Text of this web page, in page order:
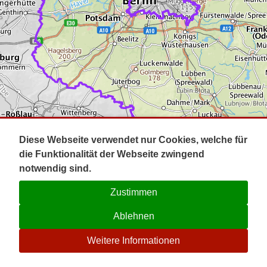
Impressum
Kontakt
☉
Diese Webseite verwendet nur Cookies, welche für
die Funktionalität der Webseite zwingend
notwendig sind.
Zustimmen
Ablehnen
Weitere Informationen